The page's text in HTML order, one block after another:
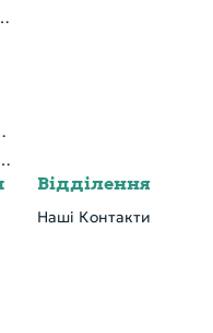
фізичних осіб
та стейкхолдерів
Відділення
Наші Контакти